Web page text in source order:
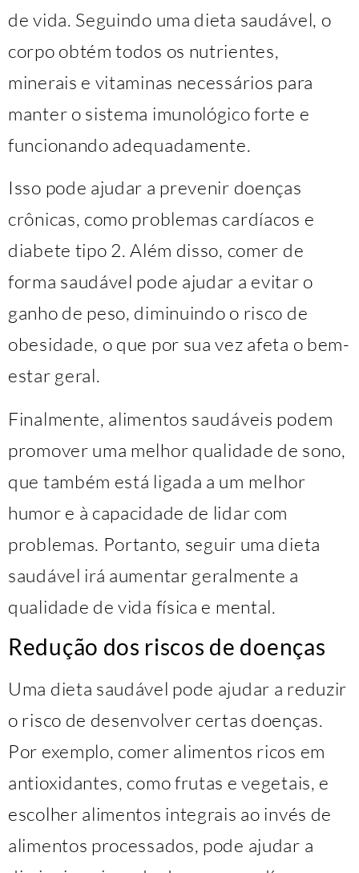
de vida. Seguindo uma dieta saudável, o
corpo obtém todos os nutrientes,
minerais e vitaminas necessários para
manter o sistema imunológico forte e
funcionando adequadamente.
Isso pode ajudar a prevenir doenças
crônicas, como problemas cardíacos e
diabete tipo 2. Além disso, comer de
forma saudável pode ajudar a evitar o
ganho de peso, diminuindo o risco de
obesidade, o que por sua vez afeta o bem-
estar geral.
Finalmente, alimentos saudáveis podem
promover uma melhor qualidade de sono,
que também está ligada a um melhor
humor e à capacidade de lidar com
problemas. Portanto, seguir uma dieta
saudável irá aumentar geralmente a
qualidade de vida física e mental.
Redução dos riscos de doenças
Uma dieta saudável pode ajudar a reduzir
o risco de desenvolver certas doenças.
Por exemplo, comer alimentos ricos em
antioxidantes, como frutas e vegetais, e
escolher alimentos integrais ao invés de
alimentos processados, pode ajudar a